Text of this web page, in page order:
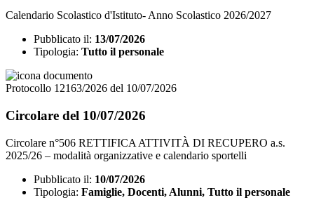
Calendario Scolastico d'Istituto- Anno Scolastico 2026/2027
Pubblicato il: 13/07/2026
Tipologia: Tutto il personale
Protocollo 12163/2026 del 10/07/2026
Circolare del 10/07/2026
Circolare n°506 RETTIFICA ATTIVITÀ DI RECUPERO a.s.
2025/26 – modalità organizzative e calendario sportelli
Pubblicato il: 10/07/2026
Tipologia: Famiglie, Docenti, Alunni, Tutto il personale